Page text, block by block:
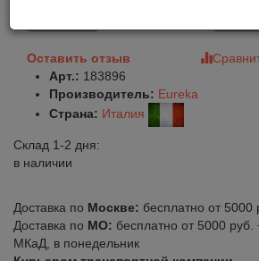
Оставить отзыв
Арт.: 183896
Производитель: Eureka
Страна: Италия
Склад 1-2 дня:
в наличии
Доставка по Москве: бесплатно от 5000
Доставка по МО: бесплатно от 5000 руб.
МКаД, в понедельник